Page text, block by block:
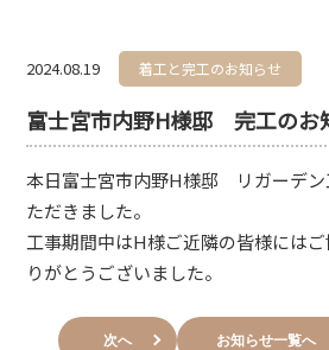
2024.08.19 着工と完工のお知らせ
富士宮市内野H様邸 完工のお
本日富士宮市内野H様邸 リガーデン
ただきました。
工事期間中はH様ご近隣の皆様には
りがとうございました。
次へ お知らせ一覧へ